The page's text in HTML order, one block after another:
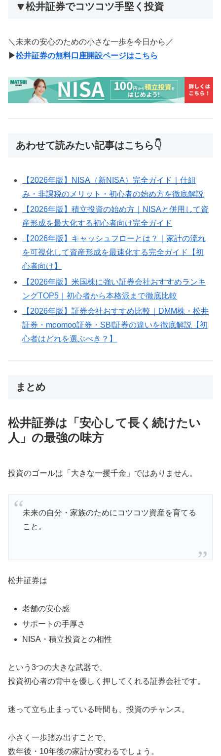
🔽松井証券でコツコツ手堅く投資
＼未来の安心のための小さな一歩を今日から／
▶松井証券の無料口座開設ページはこちら
あわせて読みたい記事はこちら👇
【2026年版】NISA（新NISA）完全ガイド｜仕組
み・非課税のメリット・初心者の始め方を徹底解説
【2026年版】積立投資の始め方｜NISAと併用して資
産形成を最大化する初心者向け完全ガイド
【2026年版】キャッシュフローとは？｜家計の流れ
を可視化して資産形成を最速化する完全ガイド【初
心者向け】
【2026年版】米国株に強い証券会社おすすめランキ
ングTOP5｜初心者から本格派まで徹底比較
【2026年版】証券会社おすすめ比較｜DMM株・松井
証券・moomoo証券・SBI証券の違いを徹底解説【初
心者はどれを選ぶべき？】
まとめ
松井証券は「安心して長く続けたい
人」の最強の味方
投資のゴールは「大きな一攫千金」ではありません。
未来の自分・家族のためにコツコツ資産を育てる
こと。
松井証券は
老舗の安心感
サポートの手厚さ
NISA・積立投資との相性
という3つの大きな武器で、
投資初心者の背中を優しく押してくれる証券会社です。
迷って立ち止まっている時間も、投資のチャンス。
小さく一歩踏み出すことで、
数年後・10年後の家計が変わるでしょう。